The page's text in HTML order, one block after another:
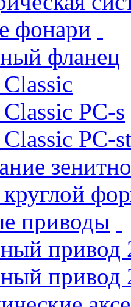
фонари
фланец
PC-s
PC-st
приводы
привод
привод